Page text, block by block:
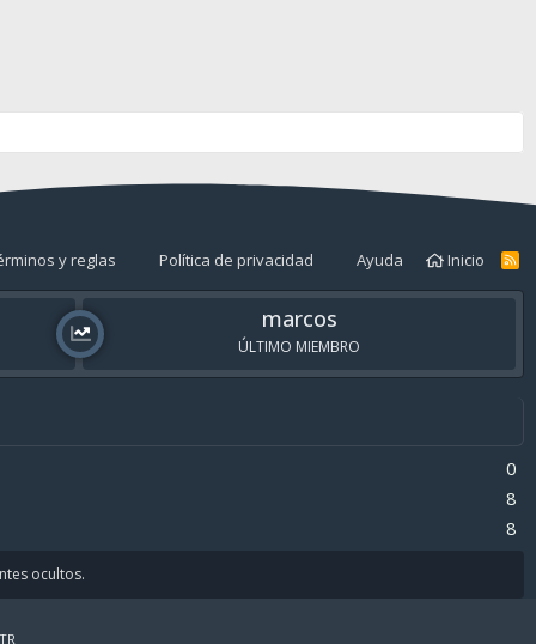
y reglas Política de privacidad Ayuda Inicio
R
S
marcos
ÚLTIMO MIEMBRO
0
8
8
ocultos.